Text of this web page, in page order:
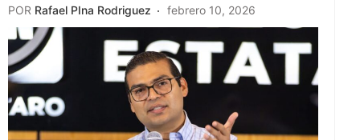
POR Rafael PIna Rodriguez febrero 10, 2026